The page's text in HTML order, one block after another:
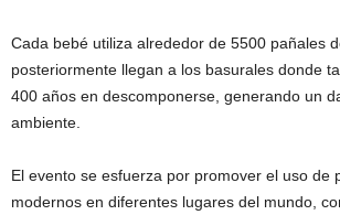
Cada bebé utiliza alrededor de 5500 pañales
posteriormente llegan a los basurales donde
400 años en descomponerse, generando un
ambiente.
El evento se esfuerza por promover el uso de
modernos en diferentes lugares del mundo,